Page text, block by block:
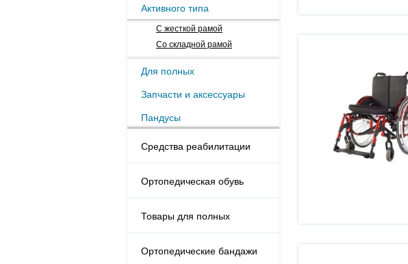
Активного типа
С жесткой рамой
Со складной рамой
Для полных
Запчасти и аксессуары
Пандусы
Средства реабилитации
Ортопедическая обувь
Товары для полных
Ортопедические бандажи